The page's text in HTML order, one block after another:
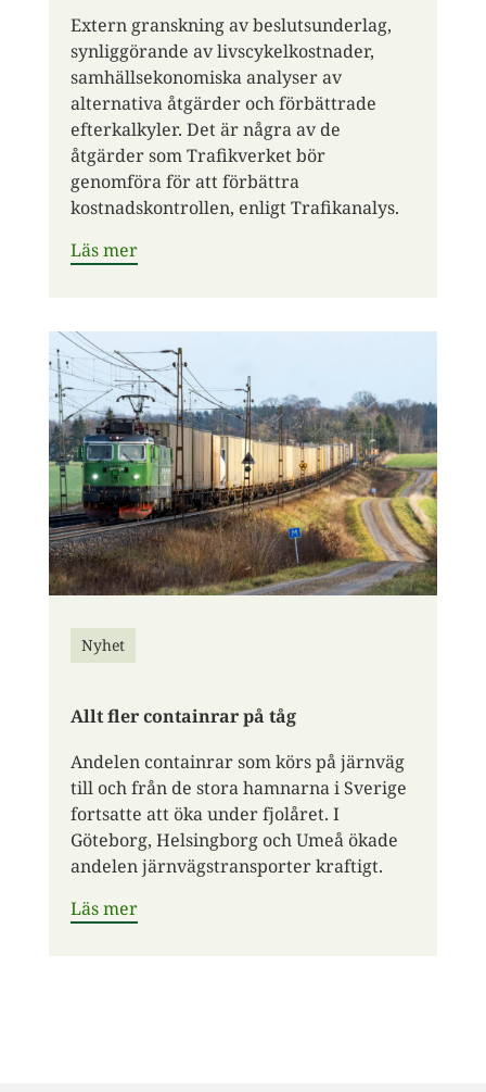
Extern granskning av beslutsunderlag,
synliggörande av livscykelkostnader,
samhällsekonomiska analyser av
alternativa åtgärder och förbättrade
efterkalkyler. Det är några av de
åtgärder som Trafikverket bör
genomföra för att förbättra
kostnadskontrollen, enligt Trafikanalys.
Läs mer
Nyhet
Allt fler containrar på tåg
Andelen containrar som körs på järnväg
till och från de stora hamnarna i Sverige
fortsatte att öka under fjolåret. I
Göteborg, Helsingborg och Umeå ökade
andelen järnvägstransporter kraftigt.
Läs mer